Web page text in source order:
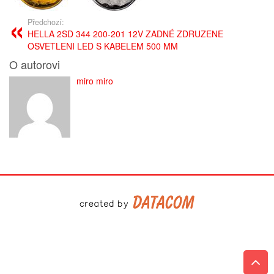
Předchozí:
HELLA 2SD 344 200-201 12V ZADNÉ ZDRUZENE
OSVETLENI LED S KABELEM 500 MM
O autorovi
miro miro